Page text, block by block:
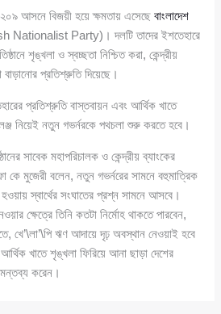
২০৯ আসনে বিজয়ী হয়ে ক্ষমতায় এসেছেবাংলাদেশ
Nationalist Party)। দলটি তাদের ইশতেহারে
শৃঙ্খলা ও স্বচ্ছতা নিশ্চিত করা, কেন্দ্রীয়
প্রতিশ্রুতি দিয়েছে।
প্রতিশ্রুতি বাস্তবায়ন এবং আর্থিক খাতে
নিয়েই নতুন গভর্নরকে পথচলা শুরু করতে হবে।
সাবেক মহাপরিচালক ও কেন্দ্রীয় ব্যাংকের
কে মুজেরী বলেন, নতুন গভর্নরের সামনে বহুমাত্রিক
স্বার্থের সংঘাতের প্রশ্ন সামনে আসবে।
ক্ষেত্রে তিনি কতটা নির্মোহ থাকতে পারবেন,
খে’\লা’\পি ঋণ আদায়ে দৃঢ় অবস্থান নেওয়াই হবে
খাতে শৃঙ্খলা ফিরিয়ে আনা ছাড়া দেশের
করেন।